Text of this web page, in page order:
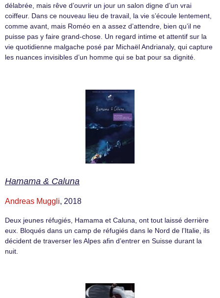
délabrée, mais rêve d’ouvrir un jour un salon digne d’un vrai
coiffeur. Dans ce nouveau lieu de travail, la vie s’écoule lentement,
comme avant, mais Roméo en a assez d’attendre, bien qu’il ne
puisse pas y faire grand-chose. Un regard intime et attentif sur la
vie quotidienne malgache posé par Michaël Andrianaly, qui capture
les nuances invisibles d’un homme qui se bat pour sa dignité.
Hamama & Caluna
Andreas Muggli, 2018
Deux jeunes réfugiés, Hamama et Caluna, ont tout laissé derrière
eux. Bloqués dans un camp de réfugiés dans le Nord de l’Italie, ils
décident de traverser les Alpes afin d’entrer en Suisse durant la
nuit.